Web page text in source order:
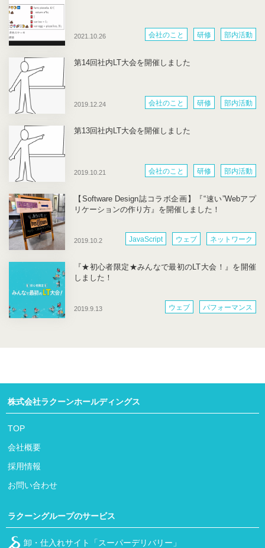
2021.10.26 会社のこと 研修 部内活動
2019.12.24
第14回社内LT大会を開催しました
会社のこと 研修 部内活動
2019.10.21
第13回社内LT大会を開催しました
会社のこと 研修 部内活動
2019.10.2
【Software Design誌コラボ企画】『“速い”Webアプ
リケーションの作り方』を開催しました！
JavaScript ウェブ ネットワーク
2019.9.13
『★初心者限定★みんなで最初のLT大会！』を開催
しました！
ウェブ パフォーマンス
株式会社ラクーンホールディングス
TOP
会社概要
採用情報
お問い合わせ
ラクーングループのサービス
卸・仕入れサイト「スーパーデリバリー」